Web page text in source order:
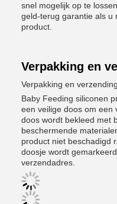
snel mogelijk op te
geld-terug garantie als u
product.
Verpakking en
Verpakking en verzending
Baby Feeding siliconen
een veilige doos om een
doos wordt bekleed met
beschermende
product niet beschadigd
doosje wordt
verzendadres.